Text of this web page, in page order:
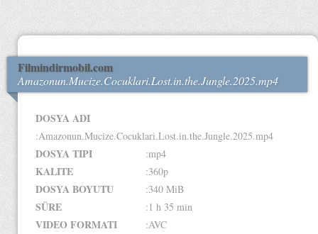
Filmindirmobil.com
Amazonun.Mucize.Cocuklari.Lost.in.the.Jungle.2025.mp4
DOSYA ADI
:Amazonun.Mucize.Cocuklari.Lost.in.the.Jungle.2025.mp4
DOSYA TIPI :mp4
KALITE :360p
DOSYA BOYUTU :340 MiB
SÜRE :1 h 35 min
VIDEO FORMATI :AVC